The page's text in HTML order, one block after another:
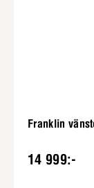
Franklin
14 999:-